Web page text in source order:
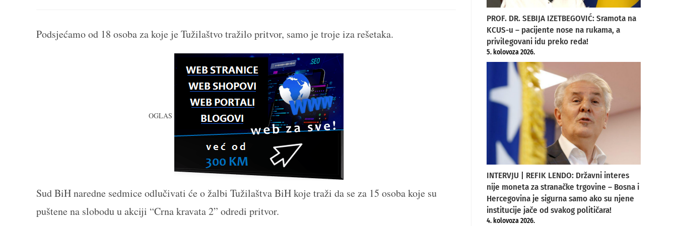
Podsjećamo od 18 osoba za koje je Tužilaštvo tražilo pritvor, samo je troje iza rešetaka.
OGLAS
Sud BiH naredne sedmice odlučivati će o žalbi Tužilaštva BiH koje traži da se za 15 osoba koje su
puštene na slobodu u akciji “Crna kravata 2” odredi pritvor.
PROF. DR. SEBIJA IZETBEGOVIĆ: Sramota na
KCUS-u – pacijente nose na rukama, a
privilegovani idu preko reda!
5. kolovoza 2026.
INTERVJU | REFIK LENDO: Državni interes
nije moneta za stranačke trgovine – Bosna i
Hercegovina je sigurna samo ako su njene
institucije jače od svakog političara!
4. kolovoza 2026.